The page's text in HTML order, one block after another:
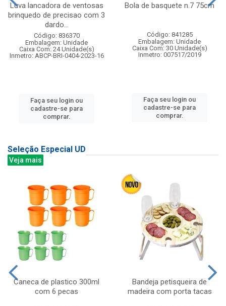
Luva lancadora de ventosas
brinquedo de precisao com 3
dardo...
Código: 836370
Embalagem: Unidade
Caixa Com: 24 Unidade(s)
Inmetro: ABCP-BRI-0404-2023-16
Faça seu login ou
cadastre-se para
comprar.
Bola de basquete n.7 75cm
Código: 841285
Embalagem: Unidade
Caixa Com: 30 Unidade(s)
Inmetro: 007517/2019
Faça seu login ou
cadastre-se para
comprar.
Seleção Especial UD
Veja mais
Caneca de plastico 300ml
com 6 pecas
Bandeja petisqueira de
madeira com porta tacas